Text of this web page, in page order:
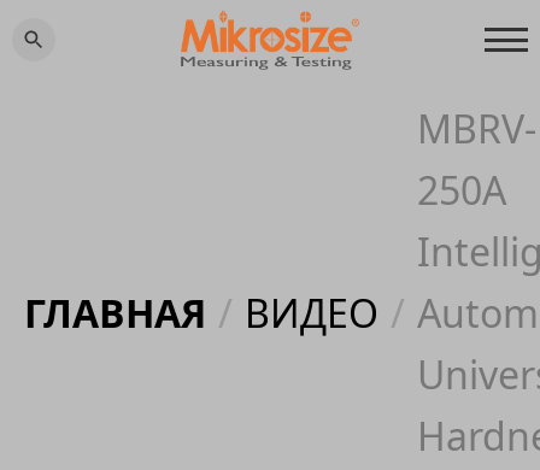
ГЛАВНАЯ / ВИДЕО /
MBRV-
250A